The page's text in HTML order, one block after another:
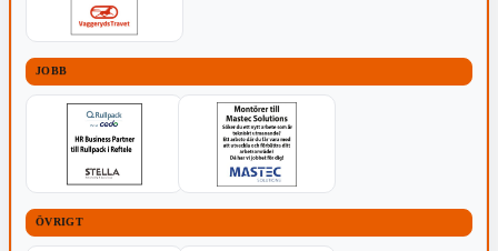
JOBB
ÖVRIGT